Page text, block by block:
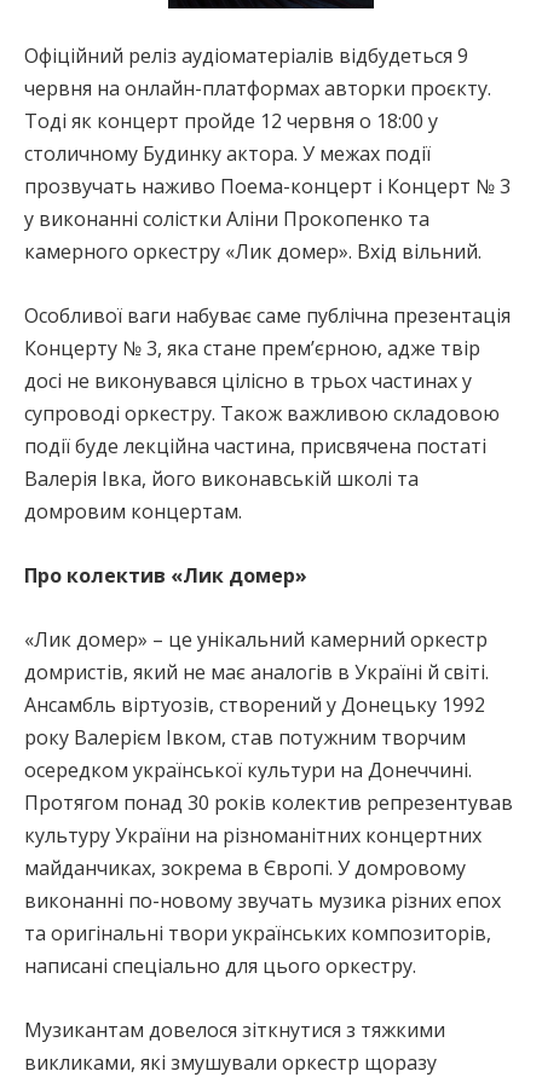
Офіційний реліз аудіоматеріалів відбудеться 9
червня на онлайн-платформах авторки проєкту.
Тоді як концерт пройде 12 червня о 18:00 у
столичному Будинку актора. У межах події
прозвучать наживо Поема-концерт і Концерт № 3
у виконанні солістки Аліни Прокопенко та
камерного оркестру «Лик домер». Вхід вільний.
Особливої ваги набуває саме публічна презентація
Концерту № 3, яка стане прем’єрною, адже твір
досі не виконувався цілісно в трьох частинах у
супроводі оркестру. Також важливою складовою
події буде лекційна частина, присвячена постаті
Валерія Івка, його виконавській школі та
домровим концертам.
Про колектив «Лик домер»
«Лик домер» – це унікальний камерний оркестр
домристiв, який не має аналогів в Україні й світі.
Ансамбль віртуозів, створений у Донецьку 1992
року Валерієм Івком, став потужним творчим
осередком української культури на Донеччині.
Протягом понад 30 років колектив репрезентував
культуру України на різноманітних концертних
майданчиках, зокрема в Європі. У домровому
виконанні по-новому звучать музика рiзних епох
та оригiнальнi твори українських композиторів,
написані спеціально для цього оркестру.
Музикантам довелося зіткнутися з тяжкими
викликами, які змушували оркестр щоразу